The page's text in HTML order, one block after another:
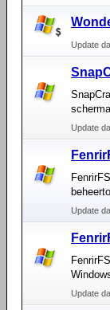
Update
Update
Update
Update